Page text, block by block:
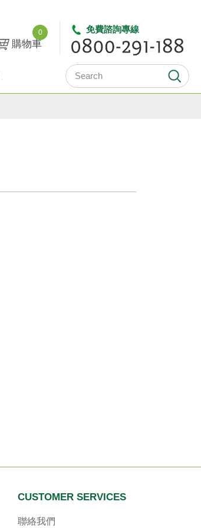
購物車
0 免費諮詢專線
CUSTOMER SERVICES
聯絡我們